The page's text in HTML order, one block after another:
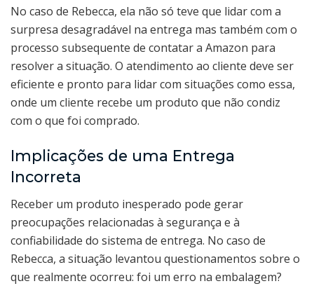
No caso de Rebecca, ela não só teve que lidar com a
surpresa desagradável na entrega mas também com o
processo subsequente de contatar a Amazon para
resolver a situação. O atendimento ao cliente deve ser
eficiente e pronto para lidar com situações como essa,
onde um cliente recebe um produto que não condiz
com o que foi comprado.
Implicações de uma Entrega
Incorreta
Receber um produto inesperado pode gerar
preocupações relacionadas à segurança e à
confiabilidade do sistema de entrega. No caso de
Rebecca, a situação levantou questionamentos sobre o
que realmente ocorreu: foi um erro na embalagem?